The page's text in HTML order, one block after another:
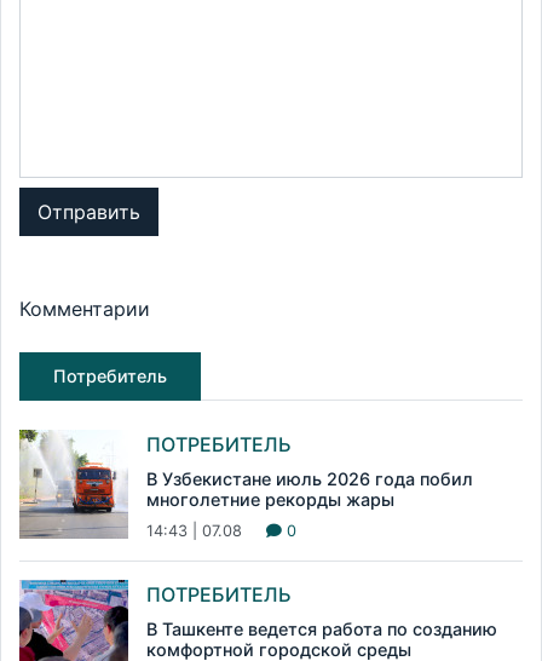
Отправить
Комментарии
Потребитель
ПОТРЕБИТЕЛЬ
В Узбекистане июль 2026 года побил
многолетние рекорды жары
14:43 | 07.08 0
ПОТРЕБИТЕЛЬ
В Ташкенте ведется работа по созданию
комфортной городской среды